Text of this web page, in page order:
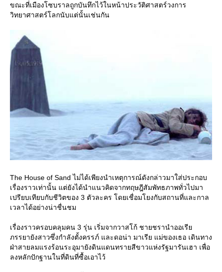
ขณะที่เมืองโซบราลถูกบันทึกไว้ในหน้าประวัติศาสตร์วงการ
วิทยาศาสตร์โลกนับแต่นั้นเช่นกัน
The House of Sand ไม่ได้เพียงนำเหตุการณ์ดังกล่าวมาใส่ประกอบ
เรื่องราวเท่านั้น แต่ยังได้นำแนวคิดจากทฤษฎีสัมพัทธภาพทั่วไปมา
เปรียบเทียบกับชีวิตของ 3 ตัวละคร โดยเชื่อมโยงกับสถานที่และกาล
เวลาได้อย่างน่าชื่นชม
เรื่องราวครอบคลุมคน 3 รุ่น เริ่มจากวาสโก้ ชายชรานำออเรี
ภรรยายังสาวซึ่งกำลังตั้งครรภ์ และดอน่า มาเรีย แม่ของเธอ เดินทาง
ฝ่าสายลมแรงร้อนระอุมายังดินแดนทรายสีขาวแห่งรัฐมารันเฮา เพื่อ
ลงหลักปักฐานในที่ดินที่ซื้อเอาไว้